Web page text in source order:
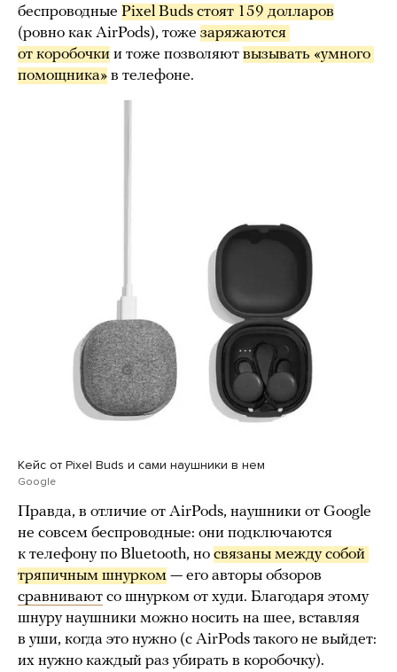
беспроводные Pixel Buds стоят 159 долларов
(ровно как AirPods), тоже заряжаются
от коробочки и тоже позволяют вызывать «умного
помощника» в телефоне.
Кейс от Pixel Buds и сами наушники в нем
Google
Правда, в отличие от AirPods, наушники от Google
не совсем беспроводные: они подключаются
к телефону по Bluetooth, но связаны между собой
тряпичным шнурком — его авторы обзоров
сравнивают со шнурком от худи. Благодаря этому
шнуру наушники можно носить на шее, вставляя
в уши, когда это нужно (с AirPods такого не выйдет:
их нужно каждый раз убирать в коробочку).